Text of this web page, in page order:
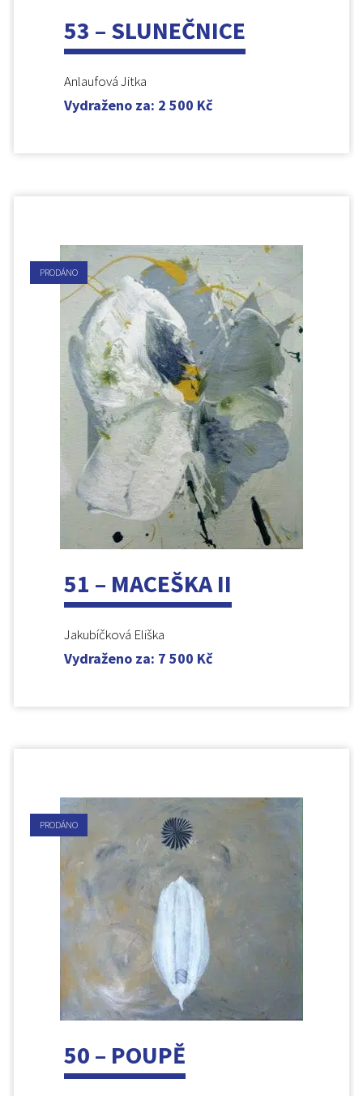
53 – SLUNEČNICE
Anlaufová Jitka
Vydraženo za: 2 500 Kč
PRODÁNO
51 – MACEŠKA II
Jakubíčková Eliška
Vydraženo za: 7 500 Kč
PRODÁNO
50 – POUPĚ